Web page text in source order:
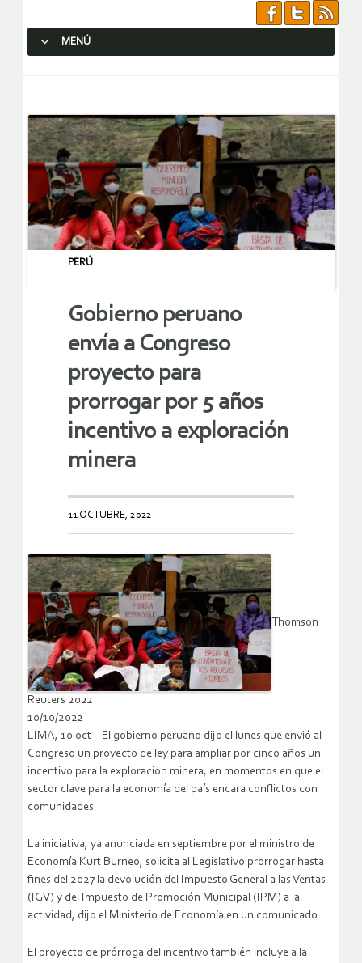
MENÚ
PERÚ
Gobierno peruano
envía a Congreso
proyecto para
prorrogar por 5 años
incentivo a exploración
minera
11 OCTUBRE, 2022
Thomson
Reuters 2022
10/10/2022
LIMA, 10 oct – El gobierno peruano dijo el lunes que envió al
Congreso un proyecto de ley para ampliar por cinco años un
incentivo para la exploración minera, en momentos en que el
sector clave para la economía del país encara conflictos con
comunidades.
La iniciativa, ya anunciada en septiembre por el ministro de
Economía Kurt Burneo, solicita al Legislativo prorrogar hasta
fines del 2027 la devolución del Impuesto General a las Ventas
(IGV) y del Impuesto de Promoción Municipal (IPM) a la
actividad, dijo el Ministerio de Economía en un comunicado.
El proyecto de prórroga del incentivo también incluye a la